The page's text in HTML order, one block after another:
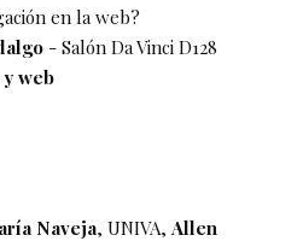
en la web?
- Salón Da Vinci D128
web
Naveja, UNIVA, Allen